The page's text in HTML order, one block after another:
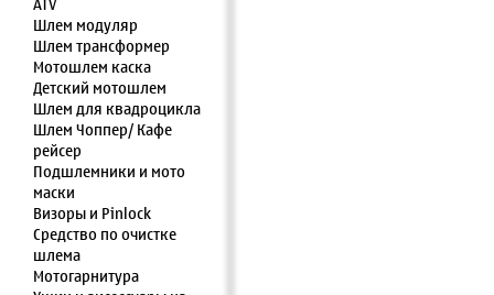
Шлем модуляр
Шлем трансформер
Мотошлем каска
Детский мотошлем
Шлем для квадроцикла
Шлем Чоппер/ Кафе
рейсер
Подшлемники и мото
маски
Визоры и Pinlock
Средство по очистке
шлема
Мотогарнитура